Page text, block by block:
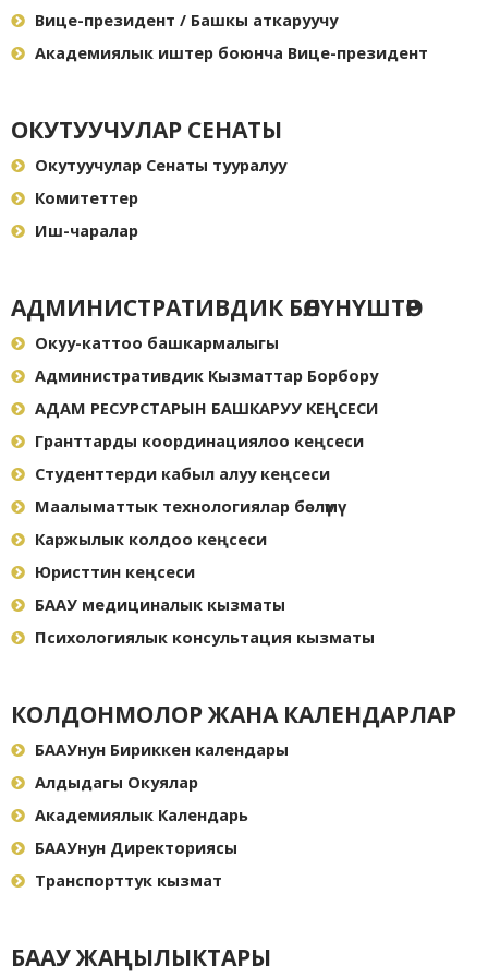
Вице-президент / Башкы аткаруучу
Академиялык иштер боюнча Вице-президент
ОКУТУУЧУЛАР СЕНАТЫ
Окутуучулар Сенаты тууралуу
Комитеттер
Иш-чаралар
АДМИНИСТРАТИВДИК БӨЛҮНҮШТӨР
Окуу-каттоо башкармалыгы
Административдик Кызматтар Борбору
АДАМ РЕСУРСТАРЫН БАШКАРУУ КЕҢСЕСИ
Гранттарды координациялоо кеңсеси
Студенттерди кабыл алуу кеңсеси
Маалыматтык технологиялар бөлүмү
Каржылык колдоо кеңсеси
Юристтин кеңсеси
БААУ медициналык кызматы
Психологиялык консультация кызматы
КОЛДОНМОЛОР ЖАНА КАЛЕНДАРЛАР
БААУнун Бириккен календары
Алдыдагы Окуялар
Академиялык Календарь
БААУнун Директориясы
Транспорттук кызмат
БААУ ЖАҢЫЛЫКТАРЫ